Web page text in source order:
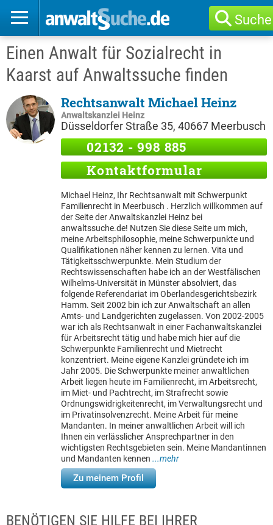
Suche
Einen Anwalt für Sozialrecht in
Kaarst auf Anwaltssuche finden
Rechtsanwalt Michael Heinz
Anwaltskanzlei Heinz
Düsseldorfer Straße 35, 40667 Meerbusch
02132 - 998 885
Kontaktformular
Michael Heinz, Ihr Rechtsanwalt mit Schwerpunkt
Familienrecht in Meerbusch . Herzlich willkommen auf
der Seite der Anwaltskanzlei Heinz bei
anwaltssuche.de! Nutzen Sie diese Seite um mich,
meine Arbeitsphilosophie, meine Schwerpunkte und
Qualifikationen näher kennen zu lernen. Vita und
Tätigkeitsschwerpunkte. Mein Studium der
Rechtswissenschaften habe ich an der Westfälischen
Wilhelms-Universität in Münster absolviert, das
folgende Referendariat im Oberlandesgerichtsbezirk
Hamm. Seit 2002 bin ich zur Anwaltschaft an allen
Amts- und Landgerichten zugelassen. Von 2002-2005
war ich als Rechtsanwalt in einer Fachanwaltskanzlei
für Arbeitsrecht tätig und habe mich hier auf die
Schwerpunkte Familienrecht und Mietrecht
konzentriert. Meine eigene Kanzlei gründete ich im
Jahr 2005. Die Schwerpunkte meiner anwaltlichen
Arbeit liegen heute im Familienrecht, im Arbeitsrecht,
im Miet- und Pachtrecht, im Strafrecht sowie
Ordnungswidrigkeitenrecht, im Verwaltungsrecht und
im Privatinsolvenzrecht. Meine Arbeit für meine
Mandanten. In meiner anwaltlichen Arbeit will ich
Ihnen ein verlässlicher Ansprechpartner in den
wichtigsten Rechtsgebieten sein. Meine Mandantinnen
und Mandanten kennen ...mehr
Zu meinem Profil
BENÖTIGEN SIE HILFE BEI IHRER